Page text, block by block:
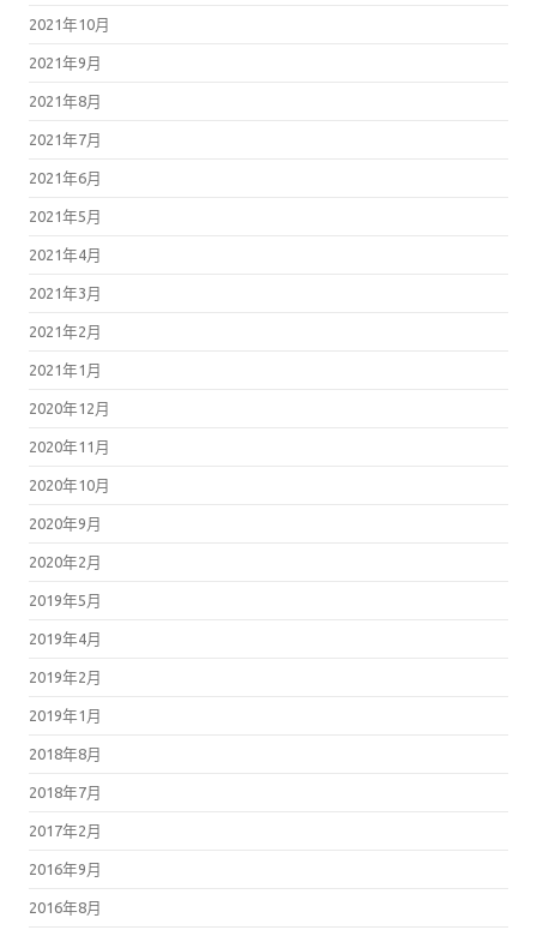
2021年10月
2021年9月
2021年8月
2021年7月
2021年6月
2021年5月
2021年4月
2021年3月
2021年2月
2021年1月
2020年12月
2020年11月
2020年10月
2020年9月
2020年2月
2019年5月
2019年4月
2019年2月
2019年1月
2018年8月
2018年7月
2017年2月
2016年9月
2016年8月